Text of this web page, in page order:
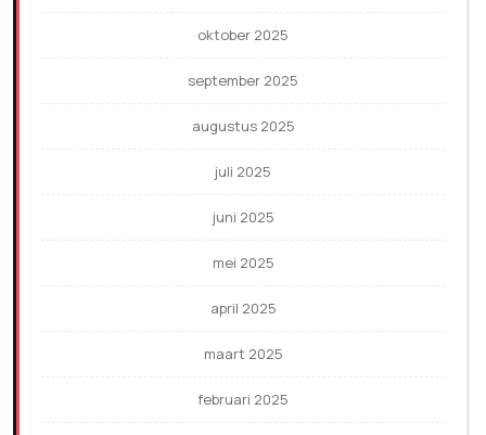
oktober 2025
september 2025
augustus 2025
juli 2025
juni 2025
mei 2025
april 2025
maart 2025
februari 2025